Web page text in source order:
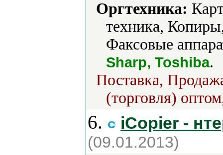
Оргтехника:
техника,
Факсовые
Sharp, Toshiba.
Поставка,
(торговля)
6. iCopier -
(09.01.2013)